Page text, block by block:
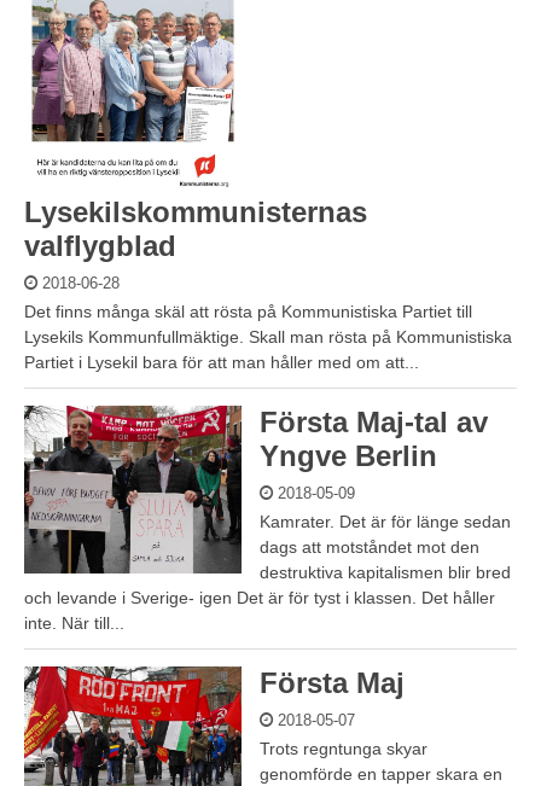
Lysekilskommunisternas
valflygblad
2018-06-28
Det finns många skäl att rösta på Kommunistiska Partiet till
Lysekils Kommunfullmäktige. Skall man rösta på Kommunistiska
Partiet i Lysekil bara för att man håller med om att...
Första Maj-tal av
Yngve Berlin
2018-05-09
Kamrater. Det är för länge sedan
dags att motståndet mot den
destruktiva kapitalismen blir bred
och levande i Sverige- igen Det är för tyst i klassen. Det håller
inte. När till...
Första Maj
2018-05-07
Trots regntunga skyar
genomförde en tapper skara en